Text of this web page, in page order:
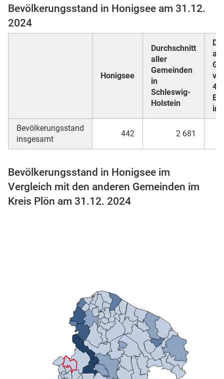
Bevölkerungsstand in Honigsee am 31.12.
2024
Honigsee
Durchschnitt
aller
Gemeinden
in
Schleswig-
Holstein
Bevölkerungsstand
insgesamt
442 2 681
Bevölkerungsstand in Honigsee im
Vergleich mit den anderen Gemeinden im
Kreis Plön am 31.12. 2024